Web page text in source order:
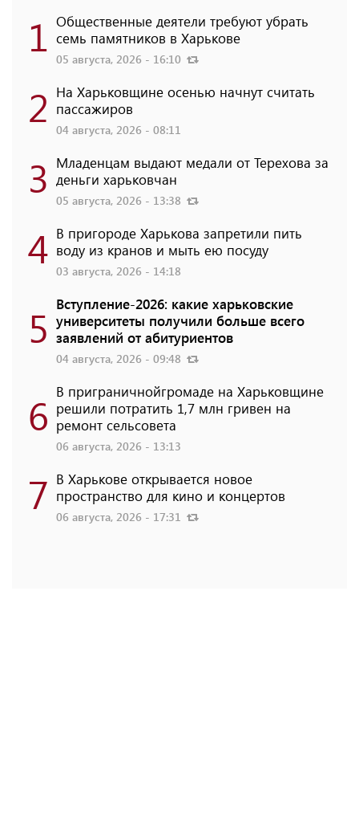
1 Общественные деятели требуют убрать
семь памятников в Харькове
05 августа, 2026 - 16:10
2 На Харьковщине осенью начнут считать
пассажиров
04 августа, 2026 - 08:11
3 Младенцам выдают медали от Терехова за
деньги харьковчан
05 августа, 2026 - 13:38
4 В пригороде Харькова запретили пить
воду из кранов и мыть ею посуду
03 августа, 2026 - 14:18
5 Вступление-2026: какие харьковские
университеты получили больше всего
заявлений от абитуриентов
04 августа, 2026 - 09:48
6 В приграничнойгромаде на Харьковщине
решили потратить 1,7 млн ​​гривен на
ремонт сельсовета
06 августа, 2026 - 13:13
7 В Харькове открывается новое
пространство для кино и концертов
06 августа, 2026 - 17:31